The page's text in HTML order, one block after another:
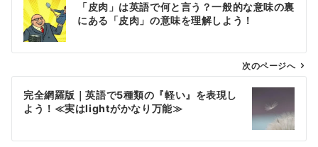
ビ
ン
「皮肉」は英語で何と言う？一般的な意味の裏
にある「皮肉」の意味を理解しよう！
次のページへ
完全網羅版｜英語で5種類の『軽い』を表現し
よう！≪実はlightがかなり万能≫